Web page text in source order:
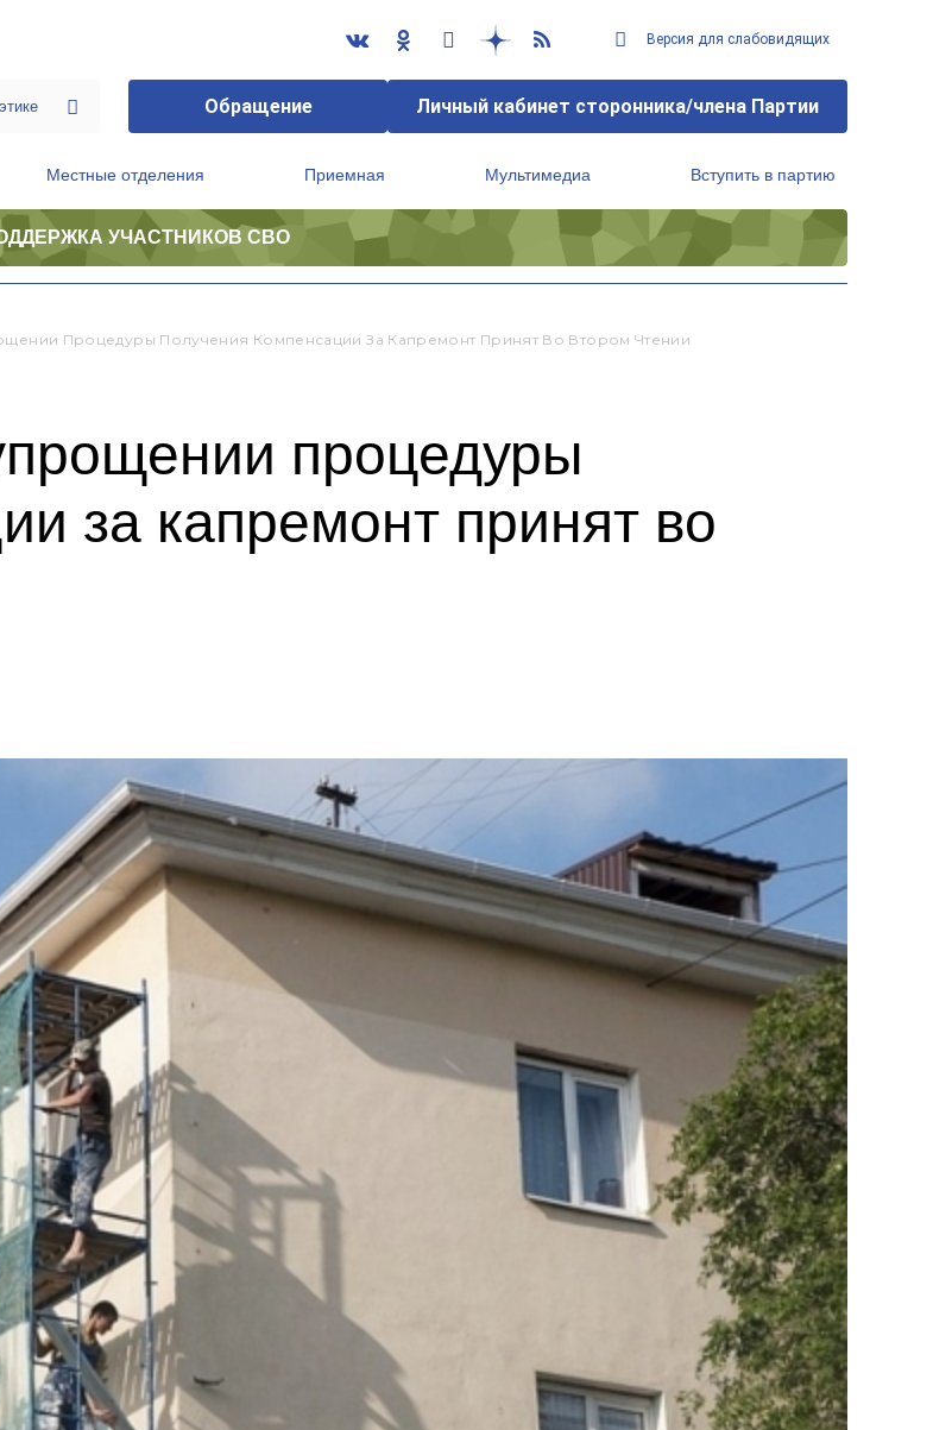
Версия для слабовидящих
Обращение Личный кабинет сторонника/члена Партии
Местные отделения Приемная Мультимедиа Вступить в партию
УЧАСТНИКОВ СВО
Процедуры Получения Компенсации За Капремонт Принят Во Втором Чтении
процедуры
за капремонт принят во